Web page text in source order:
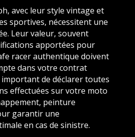
avec leur style vintage et
sportives, nécessitent une
Leur valeur, souvent
apportées pour
racer authentique doivent
dans votre contrat
important de déclarer toutes
effectuées sur votre moto
peinture
garantir une
en cas de sinistre.